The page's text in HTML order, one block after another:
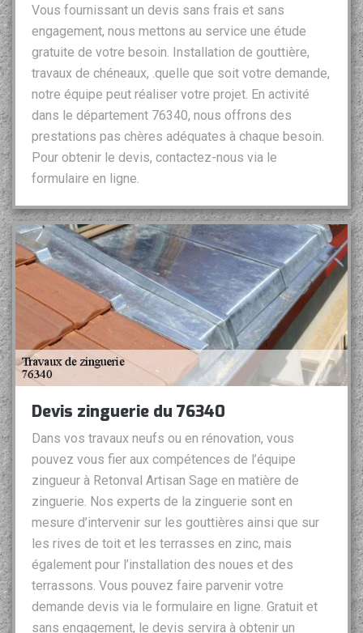
Vous fournissant un devis sans frais et sans
engagement, nous mettons au service une étude
gratuite de votre besoin. Installation de gouttière,
travaux de chéneaux, .quelle que soit votre demande,
notre équipe peut réaliser votre projet. En activité
dans le département 76340, nous offrons des
prestations pas chères adéquates à chaque besoin.
Pour obtenir le devis, contactez-nous via le
formulaire en ligne.
Devis zinguerie du 76340
Dans vos travaux neufs ou en rénovation, vous
pouvez vous fier aux compétences de l’équipe
zingueur à Retonval Artisan Sage en matière de
zinguerie. Nos experts de la zinguerie sont en
mesure d’intervenir sur les gouttières ainsi que sur
les rives de toit et les terrasses en zinc, mais
également pour l’installation des noues et des
terrassons. Vous pouvez faire parvenir votre
demande devis via le formulaire en ligne. Gratuit et
sans engagement, le devis servira à obtenir un